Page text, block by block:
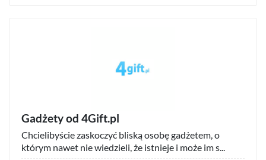
Gadżety od 4Gift.pl
Chcielibyście zaskoczyć bliską osobę gadżetem, o
którym nawet nie wiedzieli, że istnieje i może im s...